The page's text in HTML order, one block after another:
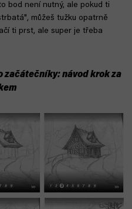
bod není nutný, ale pokud ti
můžeš tužku opatrně
ti prst, ale super je třeba
začátečníky: návod krok za